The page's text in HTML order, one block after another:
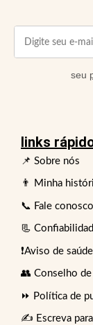
seu
links
📌 Sobre nós
👨 Minha
📞 Fale conosco
📃
❗Aviso de
👥 Conselho
⏩ Política de
✍️ Escreva